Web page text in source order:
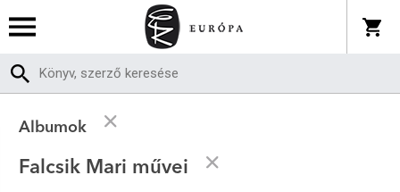
Albumok
Falcsik Mari művei